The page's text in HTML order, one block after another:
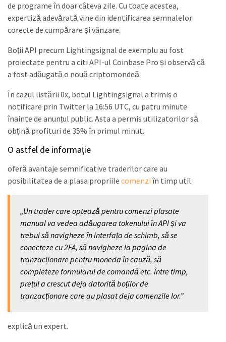
de programe în doar câteva zile. Cu toate acestea,
expertiză adevărată vine din identificarea semnalelor
corecte de cumpărare și vânzare.
Boții API precum Lightingsignal de exemplu au fost
proiectate pentru a citi API-ul Coinbase Pro și observă că
a fost adăugată o nouă criptomondeă.
În cazul listării 0x, botul Lightingsignal a trimis o
notificare prin Twitter la 16:56 UTC, cu patru minute
înainte de anunțul public. Asta a permis utilizatorilor să
obțină profituri de 35% în primul minut.
O astfel de informație
oferă avantaje semnificative traderilor care au
posibilitatea de a plasa propriile comenzi în timp util.
„Un trader care optează pentru comenzi plasate
manual va vedea adăugarea tokenului în API și va
trebui să navigheze în interfața de schimb, să se
conecteze cu 2FA, să navigheze la pagina de
tranzacționare pentru moneda în cauză, să
completeze formularul de comandă etc. Între timp,
prețul a crescut deja datorită boților de
tranzacționare care au plasat deja comenzile lor.”
explică un expert.